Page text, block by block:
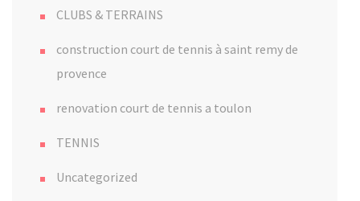
CLUBS & TERRAINS
construction court de tennis à saint remy de
provence
renovation court de tennis a toulon
TENNIS
Uncategorized